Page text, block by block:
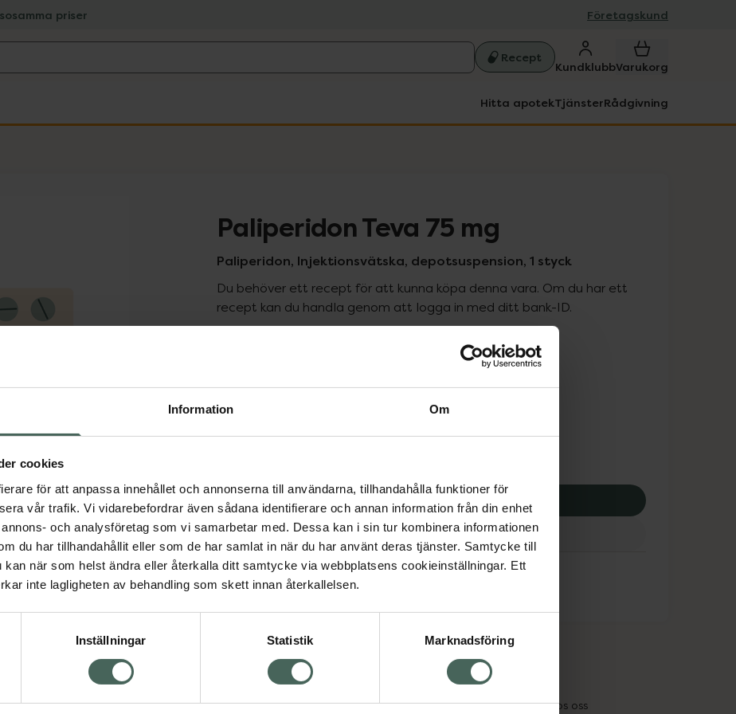
Information Om
cookies
för att anpassa innehållet och annonserna till användarna, tillhandahålla funktioner för
vår trafik. Vi vidarebefordrar även sådana identifierare och annan information från din enhet
och analysföretag som vi samarbetar med. Dessa kan i sin tur kombinera informationen
du har tillhandahållit eller som de har samlat in när du har använt deras tjänster. Samtycke till
när som helst ändra eller återkalla ditt samtycke via webbplatsens cookieinställningar. Ett
inte lagligheten av behandling som skett innan återkallelsen.
Inställningar Statistik Marknadsföring
priser Företagskund
Recept
KundklubbVarukorg
Hitta apotekTjänsterRådgivning
Paliperidon Teva 75 mg
Paliperidon, Injektionsvätska, depotsuspension, 1 styck
Du behöver ett recept för att kunna köpa denna vara. Om du har ett
recept kan du handla genom att logga in med ditt bank-ID.
Pris med recept
899,70 kr
Köp via ditt recept
Aktuella erbjudanden
Visa
Skåne i syd
datorn.
Vanliga frågor
Om recept och läkemedel
Högkostnadsskyddet
Jobba hos oss